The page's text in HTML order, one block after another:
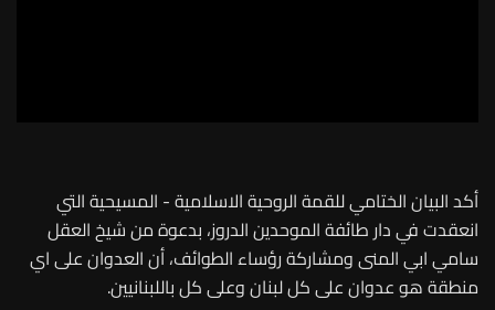
أكد البيان الختامي للقمة الروحية الاسلامية - المسيحية التي
انعقدت في دار طائفة الموحدين الدروز، بدعوة من شيخ العقل
سامي ابي المنى ومشاركة رؤساء الطوائف، أن العدوان على اي
منطقة هو عدوان على كل لبنان وعلى كل باللبنانيين.